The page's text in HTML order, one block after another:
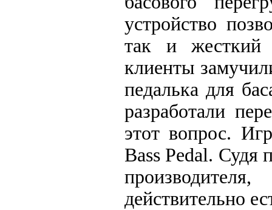
устройство
так и жесткий
клиенты
педалька для
разработали
этот вопрос.
Bass Pedal. Судя
действительно